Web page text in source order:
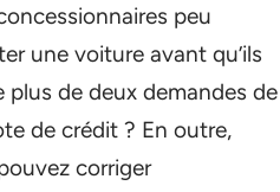
peu
une voiture avant qu’ils
de deux demandes de
de crédit ? En outre,
corriger